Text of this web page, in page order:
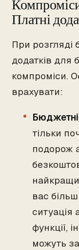
Платні
При розгляді
додатків
компроміси.
врахувати:
тільки
подорож
вас
ситуація
функції,
можуть